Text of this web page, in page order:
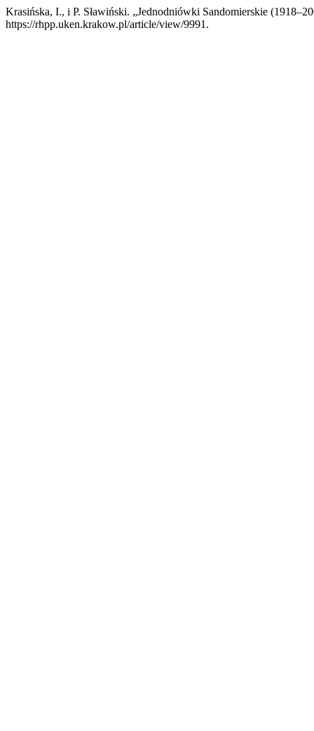
Krasińska, I., i P. Sławiński. „Jednodniówki Sandomierskie
https://rhpp.uken.krakow.pl/article/view/9991.